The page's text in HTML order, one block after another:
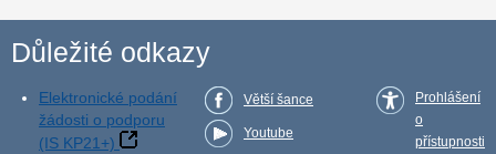
Důležité odkazy
Elektronické podání
žádosti o podporu
(IS KP21+)
Větší šance
Youtube
Prohlášení
o
přístupnosti